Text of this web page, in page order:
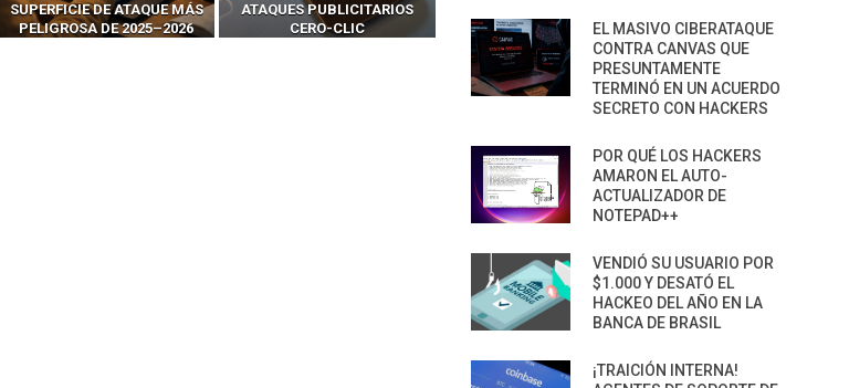
SUPERFICIE DE ATAQUE MÁS
PELIGROSA DE 2025–2026
ATAQUES PUBLICITARIOS
CERO-CLIC
PODER DE LOS SIM BOXES”
AGÉNTICA
EL MASIVO CIBERATAQUE
CONTRA CANVAS QUE
PRESUNTAMENTE
TERMINÓ EN UN ACUERDO
SECRETO CON HACKERS
POR QUÉ LOS HACKERS
AMARON EL AUTO-
ACTUALIZADOR DE
NOTEPAD++
VENDIÓ SU USUARIO POR
$1.000 Y DESATÓ EL
HACKEO DEL AÑO EN LA
BANCA DE BRASIL
¡TRAICIÓN INTERNA!